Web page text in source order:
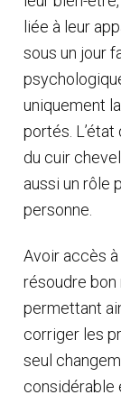
liée à leur
sous un jour
uniquement
portés.
du cuir
aussi un rôle
personne.
Avoir accès à
résoudre
permettant
corriger les
seul
considérable